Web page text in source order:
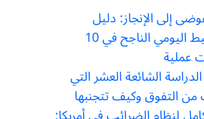
إلى الإنجاز: دليل
التخطيط اليومي الناجح في 10
عملية
الشائعة العشر التي
التفوق وكيف تتجنبها